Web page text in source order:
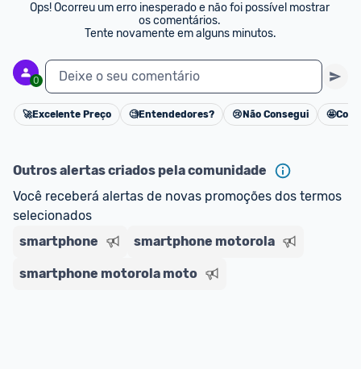
Ops! Ocorreu um erro inesperado e não foi possível mostrar
os comentários.
Tente novamente em alguns minutos.
0 Deixe o seu comentário
Cancelar
🚀Excelente Preço 🧐Entendedores? 😢 Não Consegui 🤩
Outros alertas criados pela comunidade
Você receberá alertas de novas promoções dos termos
selecionados
smartphone
smartphone motorola
smartphone motorola moto